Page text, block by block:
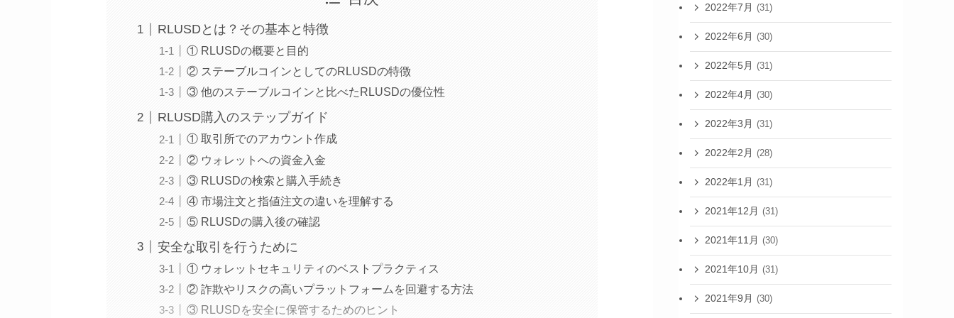
RLUSDとは？その基本と特徴
① RLUSDの概要と目的
② ステーブルコインとしてのRLUSDの特徴
③ 他のステーブルコインと比べたRLUSDの優位性
RLUSD購入のステップガイド
① 取引所でのアカウント作成
② ウォレットへの資金入金
③ RLUSDの検索と購入手続き
④ 市場注文と指値注文の違いを理解する
⑤ RLUSDの購入後の確認
安全な取引を行うために
① ウォレットセキュリティのベストプラクティス
② 詐欺やリスクの高いプラットフォームを回避する方法
③ RLUSDを安全に保管するためのヒント
2022年7月 (31)
2022年6月 (30)
2022年5月 (31)
2022年4月 (30)
2022年3月 (31)
2022年2月 (28)
2022年1月 (31)
2021年12月 (31)
2021年11月 (30)
2021年10月 (31)
2021年9月 (30)